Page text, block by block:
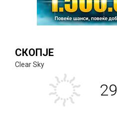
СКОПЈЕ
Clear Sky
29